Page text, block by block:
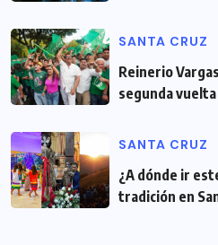
SANTA CRUZ
Reinerio
segunda vuelta
SANTA CRUZ
¿A dónde ir
tradición en